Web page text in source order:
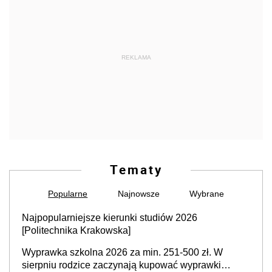
REKLAMA
Tematy
Popularne Najnowsze Wybrane
Najpopularniejsze kierunki studiów 2026
[Politechnika Krakowska]
Wyprawka szkolna 2026 za min. 251-500 zł. W
sierpniu rodzice zaczynają kupować wyprawki